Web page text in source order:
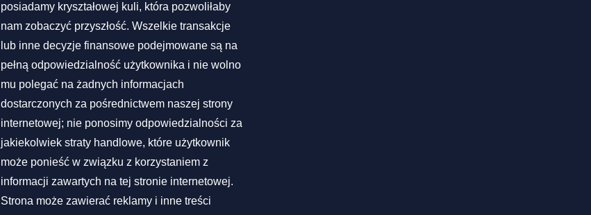
posiadamy kryształowej kuli, która pozwoliłaby
nam zobaczyć przyszłość. Wszelkie transakcje
lub inne decyzje finansowe podejmowane są na
pełną odpowiedzialność użytkownika i nie wolno
mu polegać na żadnych informacjach
dostarczonych za pośrednictwem naszej strony
internetowej; nie ponosimy odpowiedzialności za
jakiekolwiek straty handlowe, które użytkownik
może ponieść w związku z korzystaniem z
informacji zawartych na tej stronie internetowej.
Strona może zawierać reklamy i inne treści